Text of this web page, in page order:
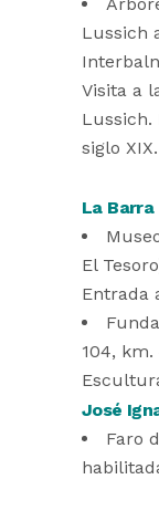
Lussich
Visita a
Lussich.
siglo
La Barra
El
Entrada
104, km.
José
Faro